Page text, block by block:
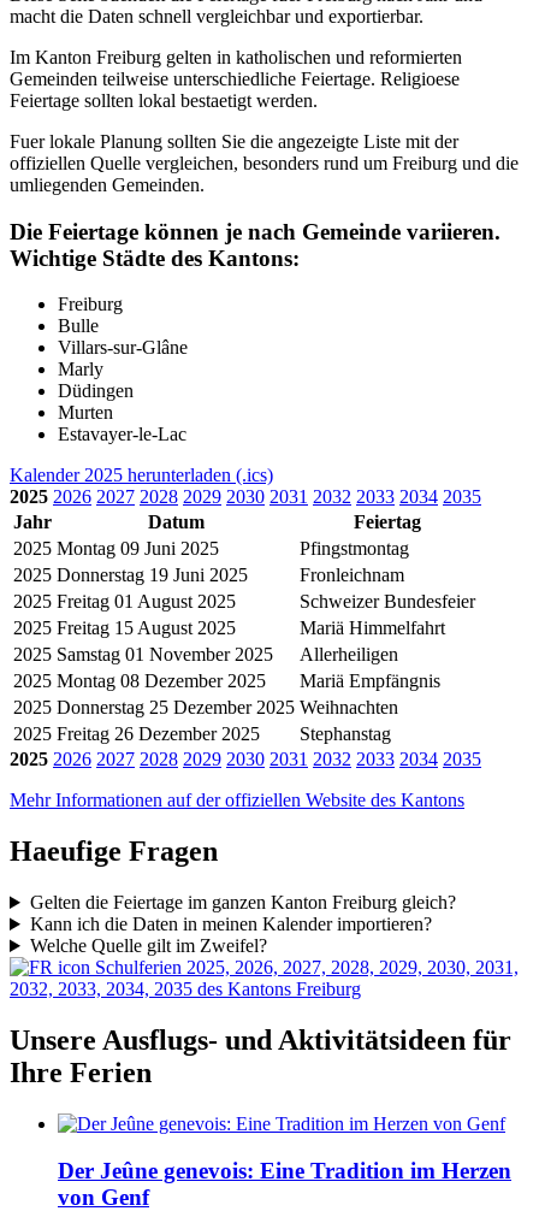
macht die Daten schnell vergleichbar und exportierbar.
Im Kanton Freiburg gelten in katholischen und reformierten
Gemeinden teilweise unterschiedliche Feiertage. Religioese
Feiertage sollten lokal bestaetigt werden.
Fuer lokale Planung sollten Sie die angezeigte Liste mit der
offiziellen Quelle vergleichen, besonders rund um Freiburg und die
umliegenden Gemeinden.
Die Feiertage können je nach Gemeinde variieren.
Wichtige Städte des Kantons:
Freiburg
Bulle
Villars-sur-Glâne
Marly
Düdingen
Murten
Estavayer-le-Lac
Kalender 2025 herunterladen (.ics)
2025 2026 2027 2028 2029 2030 2031 2032 2033 2034 2035
Jahr
Datum
Feiertag
2025 Montag 09 Juni 2025
Pfingstmontag
2025 Donnerstag 19 Juni 2025
Fronleichnam
2025 Freitag 01 August 2025
Schweizer Bundesfeier
2025 Freitag 15 August 2025
Mariä Himmelfahrt
2025 Samstag 01 November 2025
Allerheiligen
2025 Montag 08 Dezember 2025
Mariä Empfängnis
2025 Donnerstag 25 Dezember 2025 Weihnachten
2025 Freitag 26 Dezember 2025
Stephanstag
2025 2026 2027 2028 2029 2030 2031 2032 2033 2034 2035
Mehr Informationen auf der offiziellen Website des Kantons
Haeufige Fragen
Gelten die Feiertage im ganzen Kanton Freiburg gleich?
Kann ich die Daten in meinen Kalender importieren?
Welche Quelle gilt im Zweifel?
Schulferien 2025, 2026, 2027, 2028, 2029, 2030, 2031,
2032, 2033, 2034, 2035 des Kantons Freiburg
Unsere Ausflugs- und Aktivitätsideen für
Ihre Ferien
Der Jeûne genevois: Eine Tradition im Herzen
von Genf